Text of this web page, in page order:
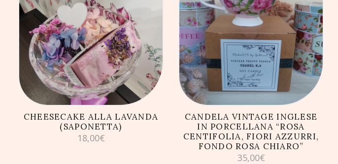
AGGIUNGI AL CARRELLO
CHEESECAKE ALLA LAVANDA
(SAPONETTA)
18,00€
AGGIUNGI AL CARRELLO
CANDELA VINTAGE INGLESE
IN PORCELLANA “ROSA
CENTIFOLIA, FIORI AZZURRI,
FONDO ROSA CHIARO”
35,00€